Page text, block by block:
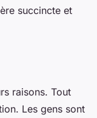
succincte et
raisons. Tout
Les gens sont